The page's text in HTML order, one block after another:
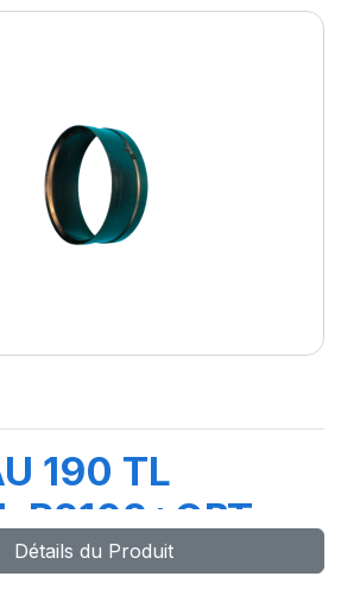
190 TL
R2102+OBT
Détails du Produit